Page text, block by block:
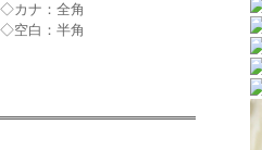
◇カナ：全角
◇空白：半角